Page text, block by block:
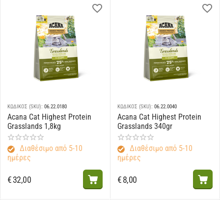
ΚΩΔΙΚΟΣ (SKU): 06.22.0180
Acana Cat Highest Protein
Grasslands 1,8kg
Διαθέσιμο από 5-10
ημέρες
€32,00
ΚΩΔΙΚΟΣ (SKU): 06.22.0040
Acana Cat Highest Protein
Grasslands 340gr
Διαθέσιμο από 5-10
ημέρες
€8,00